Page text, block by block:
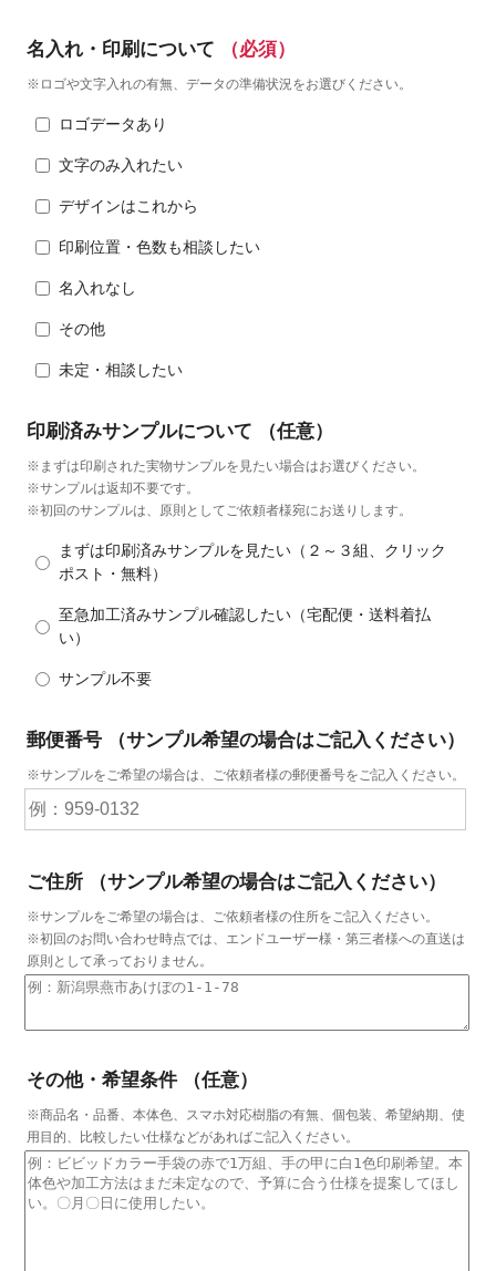
名入れ・印刷について （必須）
※ロゴや文字入れの有無、データの準備状況をお選びください。
ロゴデータあり
文字のみ入れたい
デザインはこれから
印刷位置・色数も相談したい
名入れなし
その他
未定・相談したい
印刷済みサンプルについて （任意）
※まずは印刷された実物サンプルを見たい場合はお選びください。
※サンプルは返却不要です。
※初回のサンプルは、原則としてご依頼者様宛にお送りします。
まずは印刷済みサンプルを見たい（２～３組、クリック
ポスト・無料）
至急加工済みサンプル確認したい（宅配便・送料着払
い）
サンプル不要
郵便番号 （サンプル希望の場合はご記入ください）
※サンプルをご希望の場合は、ご依頼者様の郵便番号をご記入ください。
ご住所 （サンプル希望の場合はご記入ください）
※サンプルをご希望の場合は、ご依頼者様の住所をご記入ください。
※初回のお問い合わせ時点では、エンドユーザー様・第三者様への直送は
原則として承っておりません。
その他・希望条件 （任意）
※商品名・品番、本体色、スマホ対応樹脂の有無、個包装、希望納期、使
用目的、比較したい仕様などがあればご記入ください。